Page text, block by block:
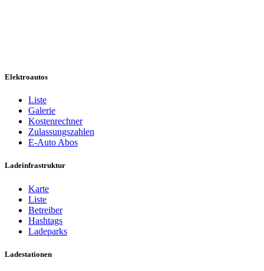
Elektroautos
Liste
Galerie
Kostenrechner
Zulassungszahlen
E-Auto Abos
Ladeinfrastruktur
Karte
Liste
Betreiber
Hashtags
Ladeparks
Ladestationen